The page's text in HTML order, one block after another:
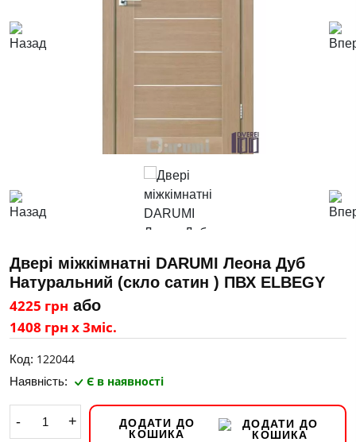
Двері міжкімнатні DARUMI Леона Дуб
Натуральний (скло сатин ) ПВХ ELBEGY
4225 грн або
1408 грн х 3міс.
Код: 122044
Наявність: Є в наявності
- +
ДОДАТИ ДО
КОШИКА